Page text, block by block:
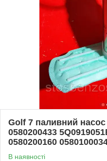
Golf 7 паливний
0580200433
0580200160
В наявності